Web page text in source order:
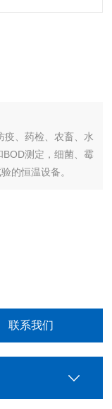
疫、药检、农畜、水
测定，细菌、霉
的恒温设备。
联系我们